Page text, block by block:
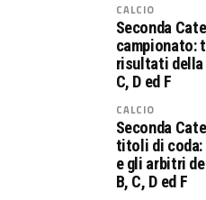
CALCIO
Seconda
campionato:
risultati della
C, D ed F
CALCIO
Seconda
titoli di coda:
e gli arbitri
B, C, D ed F